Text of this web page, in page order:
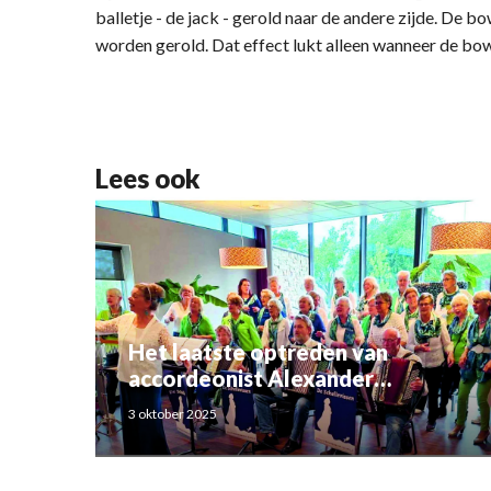
balletje - de jack - gerold naar de andere zijde. De
worden gerold. Dat effect lukt alleen wanneer de
Lees ook
Het laatste optreden van
accordeonist Alexander
Schoemaker
3 oktober 2025